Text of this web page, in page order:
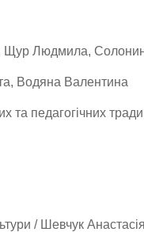
Щур Людмила,
Водяна Валентина
та педагогічних
/ Шевчук